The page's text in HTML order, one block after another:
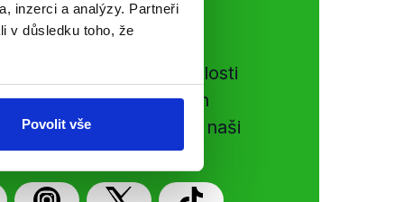
inzerci a analýzy. Partneři
v důsledku toho, že
Povolit vše
sítě
si ujít nejnovější události
Sdílením našich
přátelům podpoříte naši